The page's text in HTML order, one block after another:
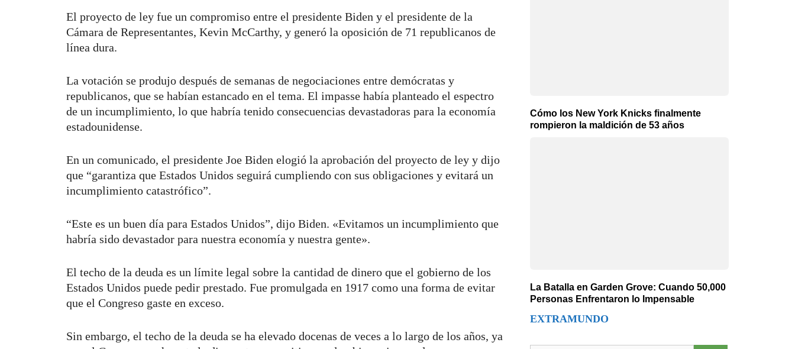
El proyecto de ley fue un compromiso entre el presidente Biden y el presidente de la
Cámara de Representantes, Kevin McCarthy, y generó la oposición de 71 republicanos de
línea dura.
La votación se produjo después de semanas de negociaciones entre demócratas y
republicanos, que se habían estancado en el tema. El impasse había planteado el espectro
de un incumplimiento, lo que habría tenido consecuencias devastadoras para la economía
estadounidense.
En un comunicado, el presidente Joe Biden elogió la aprobación del proyecto de ley y dijo
que “garantiza que Estados Unidos seguirá cumpliendo con sus obligaciones y evitará un
incumplimiento catastrófico”.
“Este es un buen día para Estados Unidos”, dijo Biden. «Evitamos un incumplimiento que
habría sido devastador para nuestra economía y nuestra gente».
El techo de la deuda es un límite legal sobre la cantidad de dinero que el gobierno de los
Estados Unidos puede pedir prestado. Fue promulgada en 1917 como una forma de evitar
que el Congreso gaste en exceso.
Sin embargo, el techo de la deuda se ha elevado docenas de veces a lo largo de los años, ya
Cómo los New York Knicks finalmente
rompieron la maldición de 53 años
La Batalla en Garden Grove: Cuando 50,000
Personas Enfrentaron lo Impensable
EXTRAMUNDO